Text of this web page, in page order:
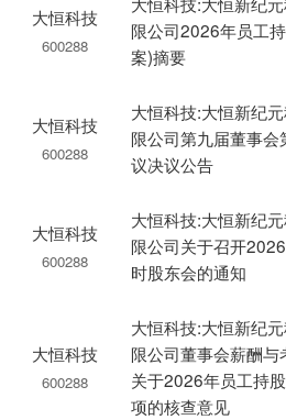
大恒科技
600288
限公司2026年员工
案)摘要
大恒科技
600288
大恒科技:大恒新纪
限公司第九届董事会
议决议公告
大恒科技
600288
大恒科技:大恒新纪
限公司关于召开
时股东会的通知
大恒科技
600288
大恒科技:大恒新纪
限公司董事会薪酬与
关于2026年员工持
项的核查意见